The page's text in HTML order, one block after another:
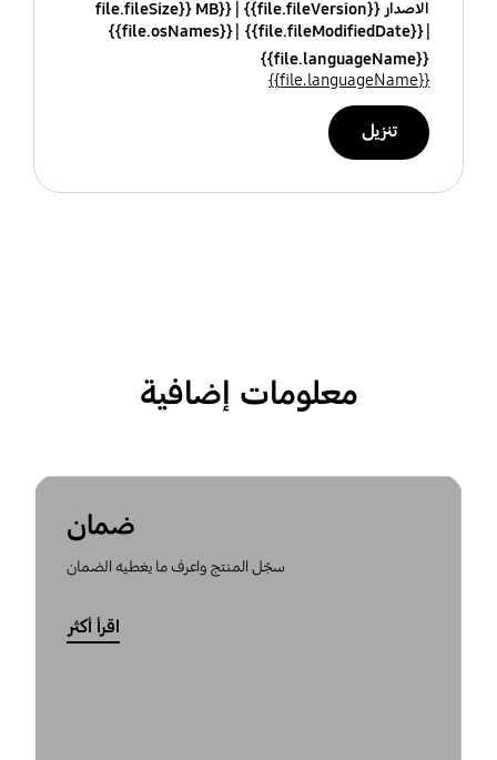
الاصدار {{file.fileVersion}}
{{file.fileSize}} MB
{{file.fileModifiedDate}}
{{file.osNames}}
{{file.languageName}}
{{file.languageName}}
تنزيل
معلومات إضافية
ضمان
سجّل المنتج واعرف ما يغطيه الضمان
اقرأ أكثر